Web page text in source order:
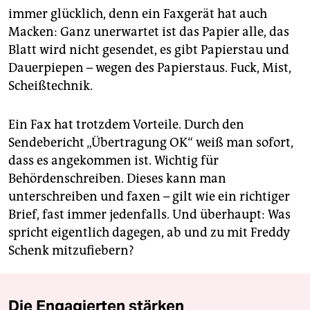
immer glücklich, denn ein Faxgerät hat auch
Macken: Ganz unerwartet ist das Papier alle, das
Blatt wird nicht gesendet, es gibt Papierstau und
Dauerpiepen – wegen des Papierstaus. Fuck, Mist,
Scheißtechnik.
Ein Fax hat trotzdem Vorteile. Durch den
Sendebericht „Übertragung OK“ weiß man sofort,
dass es angekommen ist. Wichtig für
Behördenschreiben. Dieses kann man
unterschreiben und faxen – gilt wie ein richtiger
Brief, fast immer jedenfalls. Und überhaupt: Was
spricht eigentlich dagegen, ab und zu mit Freddy
Schenk mitzufiebern?
Die Engagierten stärken